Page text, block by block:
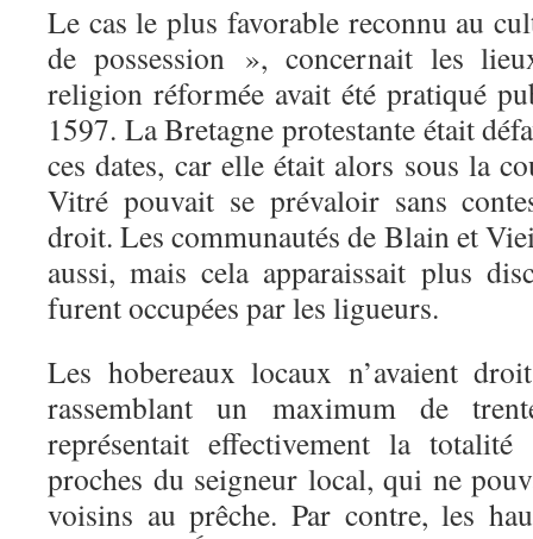
Le cas le plus favorable reconnu au
de possession », concernait les
religion réformée avait été pratiqué
1597. La Bretagne protestante était
ces dates, car elle était alors sous la
Vitré pouvait se prévaloir sans
droit. Les communautés de Blain et
aussi, mais cela apparaissait plus
furent occupées par les ligueurs.
Les hobereaux locaux n’avaient
rassemblant un maximum de
représentait effectivement la
proches du seigneur local, qui ne
voisins au prêche. Par contre, les